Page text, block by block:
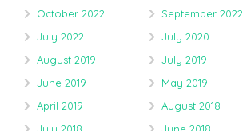
October 2022
September 2022
July 2022
July 2020
August 2019
July 2019
June 2019
May 2019
April 2019
August 2018